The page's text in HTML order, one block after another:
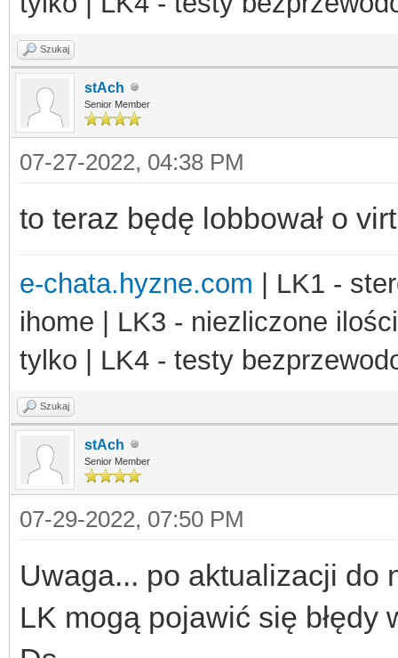
Szukaj
stAch
Senior Member
07-27-2022, 04:38 PM
to teraz będę lobbował o
e-chata.hyzne.com | LK1 -
ihome | LK3 - niezliczone
tylko | LK4 - testy
Szukaj
stAch
Senior Member
07-29-2022, 07:50 PM
Uwaga... po aktualizacji do
LK mogą pojawić się